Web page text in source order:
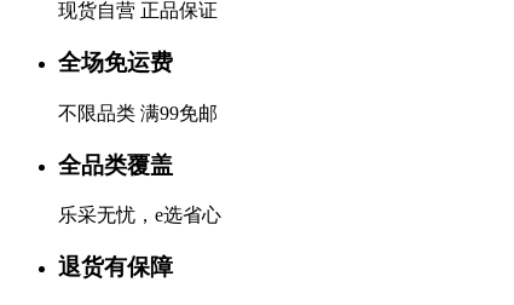
现货自营 正品保证
全场免运费
不限品类 满99免邮
全品类覆盖
乐采无忧，e选省心
退货有保障